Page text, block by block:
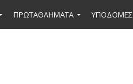
ΠΡΩΤΑΘΛΗΜΑΤΑ ΥΠΟΔΟΜΕΣ